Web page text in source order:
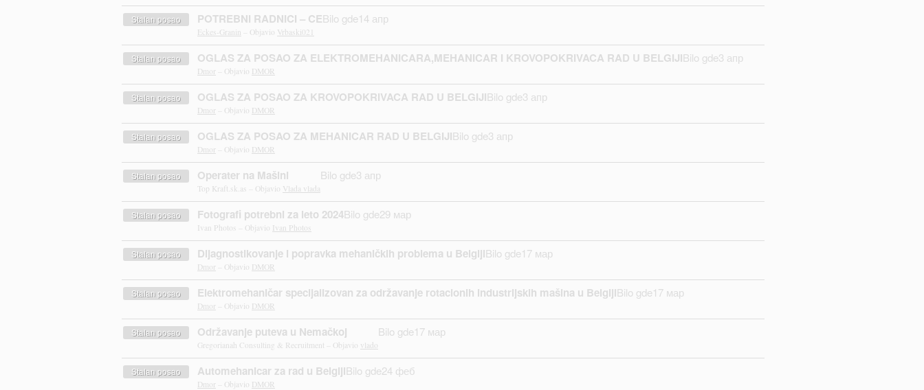
Stalan posao POTREBNI RADNICI – CE
Eckes-Granin – Objavio Vrbaski021
Bilo gde14 апр
Stalan posao OGLAS ZA POSAO ZA ELEKTROMEHANICARA,MEHANICAR I KROVOPOKRIVACA RAD U BELGIJI
Dmor – Objavio DMOR
Bilo gde3 апр
Stalan posao OGLAS ZA POSAO ZA KROVOPOKRIVACA RAD U BELGIJI
Dmor – Objavio DMOR
Bilo gde3 апр
Stalan posao OGLAS ZA POSAO ZA MEHANICAR RAD U BELGIJI
Dmor – Objavio DMOR
Bilo gde3 апр
Stalan posao Operater na Mašini
Top Kraft.sk.as – Objavio Vlada vlada
Bilo gde3 апр
Stalan posao Fotografi potrebni za leto 2024
Ivan Photos – Objavio Ivan Photos
Bilo gde29 мар
Stalan posao Dijagnostikovanje i popravka mehaničkih problema u Belgiji
Dmor – Objavio DMOR
Bilo gde17 мар
Stalan posao Elektromehaničar specijalizovan za održavanje rotacionih industrijskih mašina u Belgiji
Dmor – Objavio DMOR
Bilo gde17 мар
Stalan posao Održavanje puteva u Nemačkoj
Gregorianah Consulting & Recruitment – Objavio vlado
Bilo gde17 мар
Stalan posao Automehanicar za rad u Belgiji
Dmor – Objavio DMOR
Bilo gde24 феб